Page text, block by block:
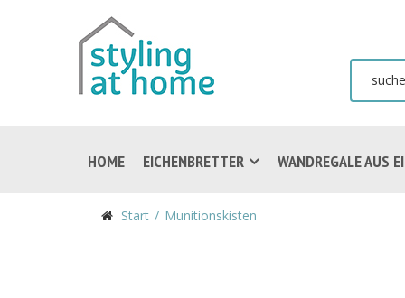
HOME EICHENBRETTER WANDREGALE AUS
Start Munitionskisten